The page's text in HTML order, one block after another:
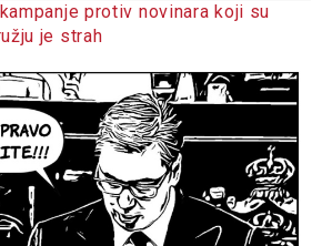
protiv novinara koji su
je strah